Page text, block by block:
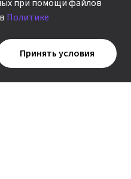
система
стопроцентную
при помощи файлов
Политике
Принять условия